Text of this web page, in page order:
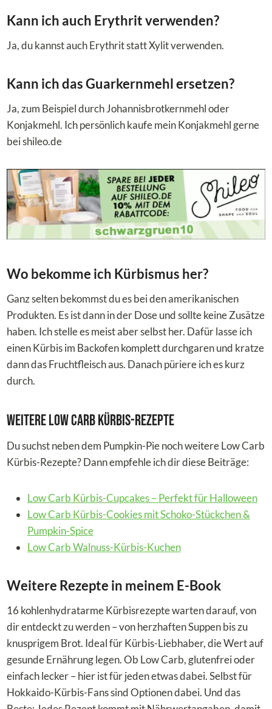
Kann ich auch Erythrit verwenden?
Ja, du kannst auch Erythrit statt Xylit verwenden.
Kann ich das Guarkernmehl ersetzen?
Ja, zum Beispiel durch Johannisbrotkernmehl oder
Konjakmehl. Ich persönlich kaufe mein Konjakmehl gerne
bei shileo.de
Wo bekomme ich Kürbismus her?
Ganz selten bekommst du es bei den amerikanischen
Produkten. Es ist dann in der Dose und sollte keine Zusätze
haben. Ich stelle es meist aber selbst her. Dafür lasse ich
einen Kürbis im Backofen komplett durchgaren und kratze
dann das Fruchtfleisch aus. Danach püriere ich es kurz
durch.
Weitere Low Carb Kürbis-Rezepte
Du suchst neben dem Pumpkin-Pie noch weitere Low Carb
Kürbis-Rezepte? Dann empfehle ich dir diese Beiträge:
Low Carb Kürbis-Cupcakes – Perfekt für Halloween
Low Carb Kürbis-Cookies mit Schoko-Stückchen &
Pumpkin-Spice
Low Carb Walnuss-Kürbis-Kuchen
Weitere Rezepte in meinem E-Book
16 kohlenhydratarme Kürbisrezepte warten darauf, von
dir entdeckt zu werden – von herzhaften Suppen bis zu
knusprigem Brot. Ideal für Kürbis-Liebhaber, die Wert auf
gesunde Ernährung legen. Ob Low Carb, glutenfrei oder
einfach lecker – hier ist für jeden etwas dabei. Selbst für
Hokkaido-Kürbis-Fans sind Optionen dabei. Und das